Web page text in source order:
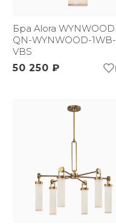
Размер упаковки
Вес брутто, кг:
Бра Alora WYNWOOD
QN-WYNWOOD-1WB-
VBS
50 250 ₽